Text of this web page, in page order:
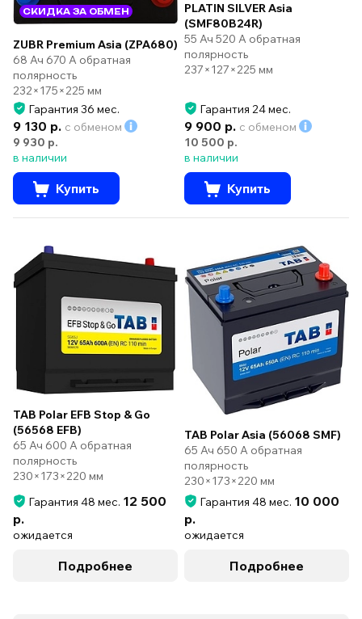
СКИДКА ЗА ОБМЕН
ZUBR Premium Asia (ZPA680)
68 Ач 670 А обратная
полярность
232×175×225 мм
Гарантия 36 мес.
9 130 р. с обменом
9 930 р.
в наличии
Купить
PLATIN SILVER Asia
(SMF80B24R)
55 Ач 520 А обратная
полярность
237×127×225 мм
Гарантия 24 мес.
9 900 р. с обменом
10 500 р.
в наличии
Купить
TAB Polar EFB Stop & Go
(56568 EFB)
65 Ач 600 А обратная
полярность
230×173×220 мм
Гарантия 48 мес. 12 500
р.
ожидается
Подробнее
TAB Polar Asia (56068 SMF)
65 Ач 650 А обратная
полярность
230×173×220 мм
Гарантия 48 мес. 10 000
р.
ожидается
Подробнее